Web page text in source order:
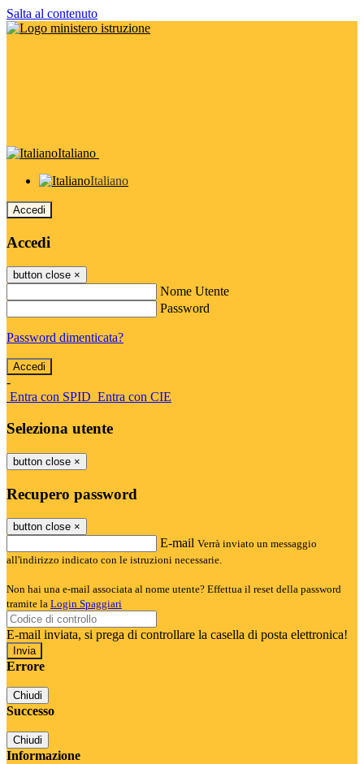
Salta al contenuto
Italiano
Italiano
Accedi
Accedi
button close ×
Nome Utente
Password
Password dimenticata?
-
Entra con SPID Entra con CIE
Seleziona utente
button close ×
Recupero password
button close ×
E-mail Verrà inviato un messaggio
all'indirizzo indicato con le istruzioni necessarie.
Non hai una e-mail associata al nome utente? Effettua il reset della password
tramite la Login Spaggiari
E-mail inviata, si prega di controllare la casella di posta elettronica!
Errore
Chiudi
Successo
Chiudi
Informazione